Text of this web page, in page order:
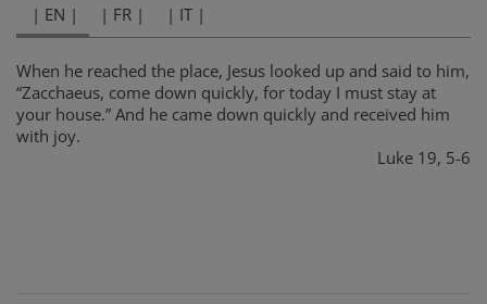
| EN | | FR | | IT |
When he reached the place, Jesus looked up and said to him,
“Zacchaeus, come down quickly, for today I must stay at
your house.” And he came down quickly and received him
with joy.
Luke 19, 5-6